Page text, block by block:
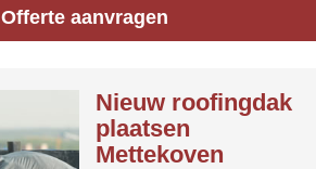
Offerte aanvragen
Nieuw roofingdak
plaatsen
Mettekoven